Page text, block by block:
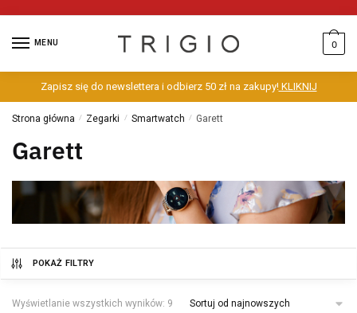
MENU 0
Zapisz się do newslettera i odbierz 50 zł na zakupy!KLIKNIJ
Strona główna / Zegarki / Smartwatch / Garett
Garett
POKAŻ FILTRY
Wyświetlanie wszystkich wyników: 9